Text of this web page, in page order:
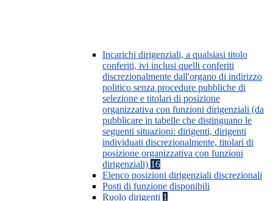
Incarichi dirigenziali, a qualsiasi titolo
conferiti, ivi inclusi quelli conferiti
discrezionalmente dall'organo di indirizzo
politico senza procedure pubbliche di
selezione e titolari di posizione
organizzativa con funzioni dirigenziali (da
pubblicare in tabelle che distinguano le
seguenti situazioni: dirigenti, dirigenti
individuati discrezionalmente, titolari di
posizione organizzativa con funzioni
dirigenziali) 16
Elenco posizioni dirigenziali discrezionali
Posti di funzione disponibili
Ruolo dirigenti 1